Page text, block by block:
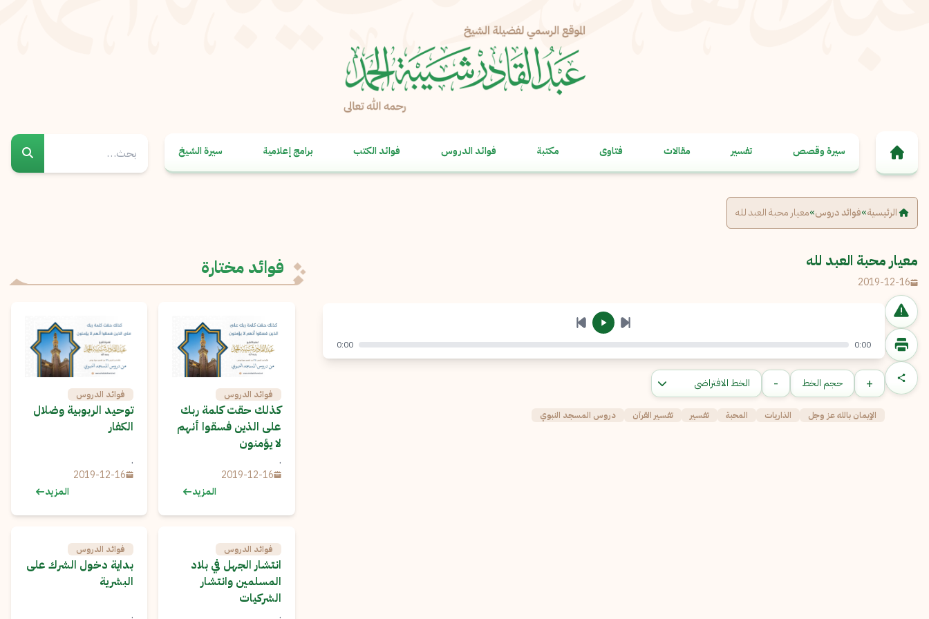
سيرة وقصص تفسير مقالات فتاوى مكتبة فوائد الدروس فوائد الكتب برامج إعلامية سيرة الشيخ
الرئيسية»فوائد دروس»معيار محبة العبد لله
معيار محبة العبد لله
2019-12-16
الإبلاغ عن مشكلة
البريد الإلكتروني*
إرسال
نسخ
0:00
0:00
+ حجم الخط -
الإيمان بالله عز وجل الذاريات المحبة تفسير تفسير القرآن دروس المسجد النبوي
فوائد مختارة
فوائد الدروس
كذلك حقت كلمة ربك
على الذين فسقوا أنهم
لا يؤمنون
.
2019-12-16
المزيد
فوائد الدروس
توحيد الربوبية وضلال
الكفار
.
2019-12-16
المزيد
فوائد الدروس
انتشار الجهل في بلاد
المسلمين وانتشار
الشركيات
.
فوائد الدروس
بداية دخول الشرك على
البشرية
.